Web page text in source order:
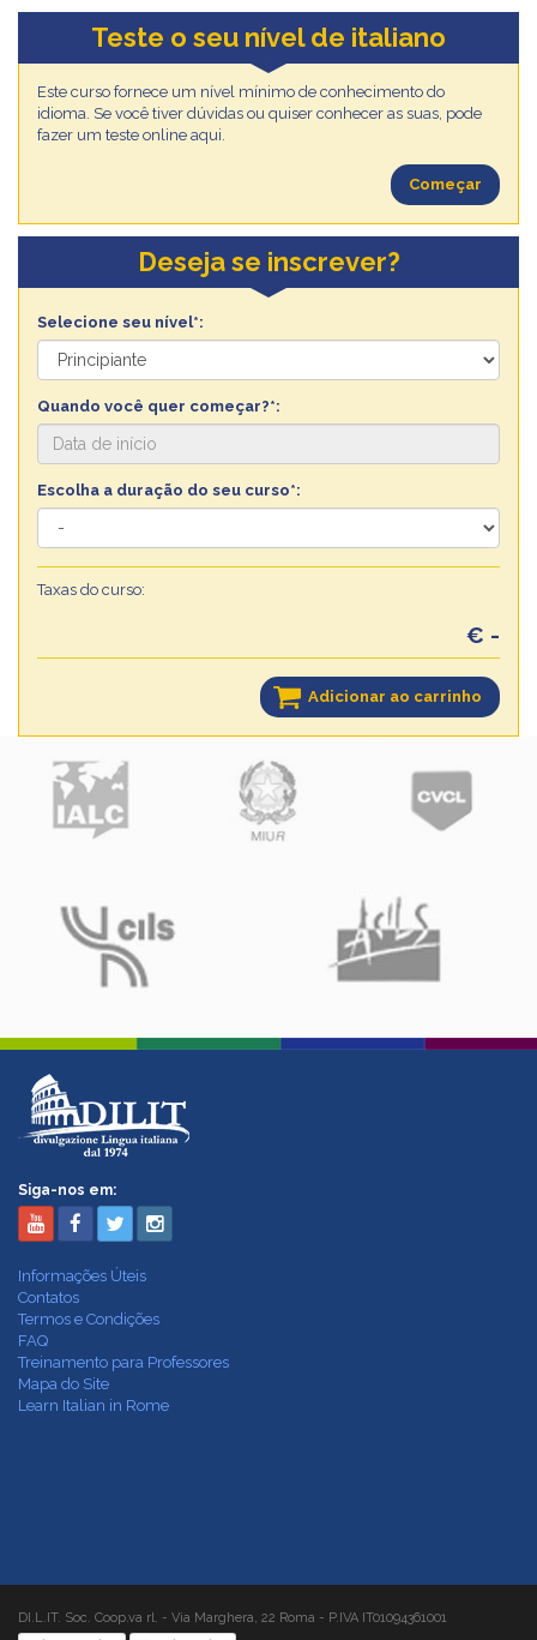
Teste o seu nível de italiano
Este curso fornece um nível mínimo de conhecimento do
idioma. Se você tiver dúvidas ou quiser conhecer as suas, pode
fazer um teste online aqui.
Começar
Deseja se inscrever?
Selecione seu nível*:
Quando você quer começar?*:
Escolha a duração do seu curso*:
Taxas do curso:
€ -
Adicionar ao carrinho
Siga-nos em:
Informações Úteis
Contatos
Termos e Condições
FAQ
Treinamento para Professores
Mapa do Site
Learn Italian in Rome
DI.L.IT. Soc. Coop.va rl. - Via Marghera, 22 Roma - P.IVA IT01094361001